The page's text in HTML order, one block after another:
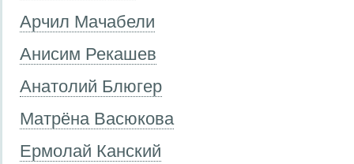
Арчил Мачабели
Анисим Рекашев
Анатолий Блюгер
Матрёна Васюкова
Ермолай Канский